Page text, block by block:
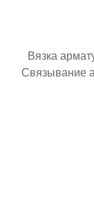
Вязка
Связывание